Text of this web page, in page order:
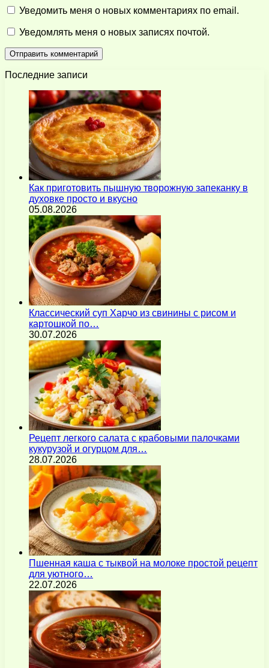
Уведомить меня о новых комментариях по email.
Уведомлять меня о новых записях почтой.
Последние записи
Как приготовить пышную творожную запеканку в
духовке просто и вкусно
05.08.2026
Классический суп Харчо из свинины с рисом и
картошкой по…
30.07.2026
Рецепт легкого салата с крабовыми палочками
кукурузой и огурцом для…
28.07.2026
Пшенная каша с тыквой на молоке простой рецепт
для уютного…
22.07.2026